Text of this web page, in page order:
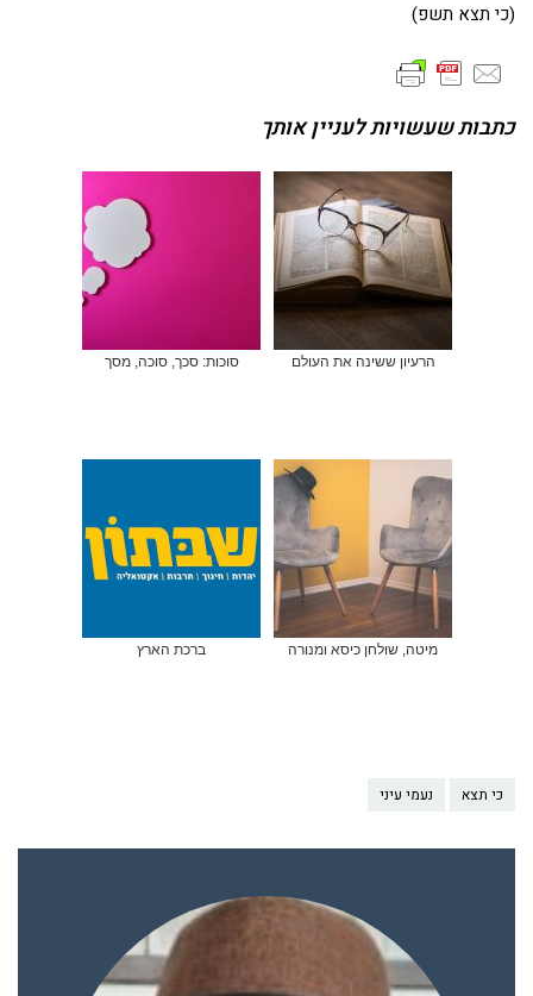
(כי תצא תשפ)
כתבות שעשויות לעניין אותך
הרעיון ששינה את העולם סוכות: סכך, סוכה, מסך
מיטה, שולחן כיסא ומנורה ברכת הארץ
כי תצא נעמי עיני